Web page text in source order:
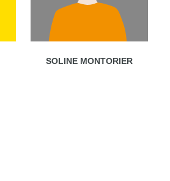
SOLINE MONTORIER